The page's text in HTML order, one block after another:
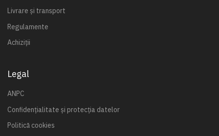
Livrare și transport
Regulamente
Achiziții
Legal
ANPC
Confidențialitate și protecția datelor
Politică cookies